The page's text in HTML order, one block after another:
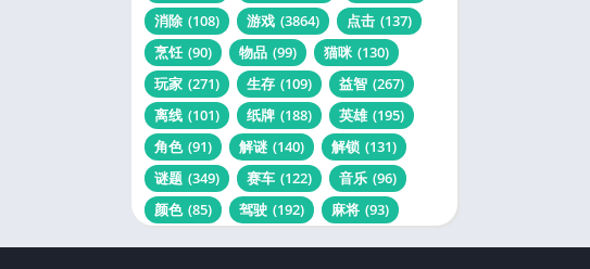
消除 (108) 游戏 (3864) 点击 (137)
烹饪 (90) 物品 (99) 猫咪 (130)
玩家 (271) 生存 (109) 益智 (267)
离线 (101) 纸牌 (188) 英雄 (195)
角色 (91) 解谜 (140) 解锁 (131)
谜题 (349) 赛车 (122) 音乐 (96)
颜色 (85) 驾驶 (192) 麻将 (93)